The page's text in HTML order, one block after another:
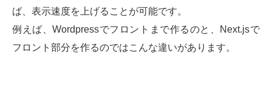
ば、表示速度を上げることが可能です。
例えば、Wordpressでフロントまで作るのと、Next.jsで
フロント部分を作るのではこんな違いがあります。